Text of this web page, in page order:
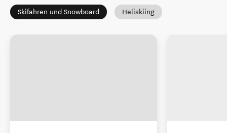
Skifahren und Snowboard Heliskiing